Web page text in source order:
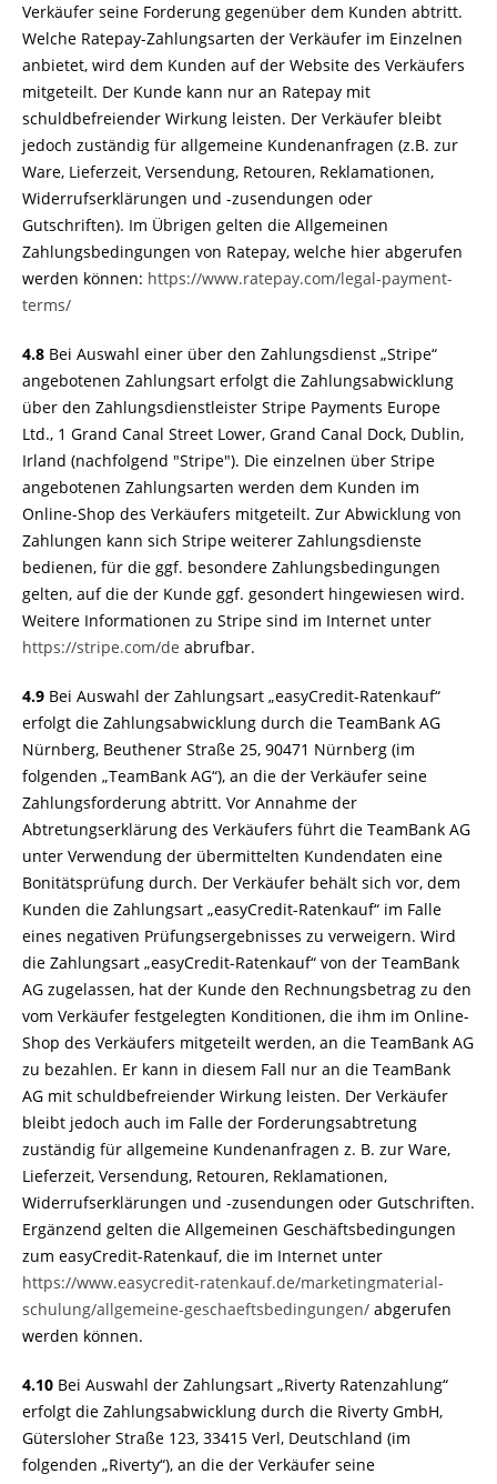
Verkäufer seine Forderung gegenüber dem Kunden abtritt.
Welche Ratepay-Zahlungsarten der Verkäufer im Einzelnen
anbietet, wird dem Kunden auf der Website des Verkäufers
mitgeteilt. Der Kunde kann nur an Ratepay mit
schuldbefreiender Wirkung leisten. Der Verkäufer bleibt
jedoch zuständig für allgemeine Kundenanfragen (z.B. zur
Ware, Lieferzeit, Versendung, Retouren, Reklamationen,
Widerrufserklärungen und -zusendungen oder
Gutschriften). Im Übrigen gelten die Allgemeinen
Zahlungsbedingungen von Ratepay, welche hier abgerufen
werden können: https://www.ratepay.com/legal-payment-
terms/
4.8 Bei Auswahl einer über den Zahlungsdienst „Stripe“
angebotenen Zahlungsart erfolgt die Zahlungsabwicklung
über den Zahlungsdienstleister Stripe Payments Europe
Ltd., 1 Grand Canal Street Lower, Grand Canal Dock, Dublin,
Irland (nachfolgend "Stripe"). Die einzelnen über Stripe
angebotenen Zahlungsarten werden dem Kunden im
Online-Shop des Verkäufers mitgeteilt. Zur Abwicklung von
Zahlungen kann sich Stripe weiterer Zahlungsdienste
bedienen, für die ggf. besondere Zahlungsbedingungen
gelten, auf die der Kunde ggf. gesondert hingewiesen wird.
Weitere Informationen zu Stripe sind im Internet unter
https://stripe.com/de abrufbar.
4.9 Bei Auswahl der Zahlungsart „easyCredit-Ratenkauf“
erfolgt die Zahlungsabwicklung durch die TeamBank AG
Nürnberg, Beuthener Straße 25, 90471 Nürnberg (im
folgenden „TeamBank AG“), an die der Verkäufer seine
Zahlungsforderung abtritt. Vor Annahme der
Abtretungserklärung des Verkäufers führt die TeamBank AG
unter Verwendung der übermittelten Kundendaten eine
Bonitätsprüfung durch. Der Verkäufer behält sich vor, dem
Kunden die Zahlungsart „easyCredit-Ratenkauf“ im Falle
eines negativen Prüfungsergebnisses zu verweigern. Wird
die Zahlungsart „easyCredit-Ratenkauf“ von der TeamBank
AG zugelassen, hat der Kunde den Rechnungsbetrag zu den
vom Verkäufer festgelegten Konditionen, die ihm im Online-
Shop des Verkäufers mitgeteilt werden, an die TeamBank AG
zu bezahlen. Er kann in diesem Fall nur an die TeamBank
AG mit schuldbefreiender Wirkung leisten. Der Verkäufer
bleibt jedoch auch im Falle der Forderungsabtretung
zuständig für allgemeine Kundenanfragen z. B. zur Ware,
Lieferzeit, Versendung, Retouren, Reklamationen,
Widerrufserklärungen und -zusendungen oder Gutschriften.
Ergänzend gelten die Allgemeinen Geschäftsbedingungen
zum easyCredit-Ratenkauf, die im Internet unter
https://www.easycredit-ratenkauf.de/marketingmaterial-
schulung/allgemeine-geschaeftsbedingungen/ abgerufen
werden können.
4.10 Bei Auswahl der Zahlungsart „Riverty Ratenzahlung“
erfolgt die Zahlungsabwicklung durch die Riverty GmbH,
Gütersloher Straße 123, 33415 Verl, Deutschland (im
folgenden „Riverty“), an die der Verkäufer seine